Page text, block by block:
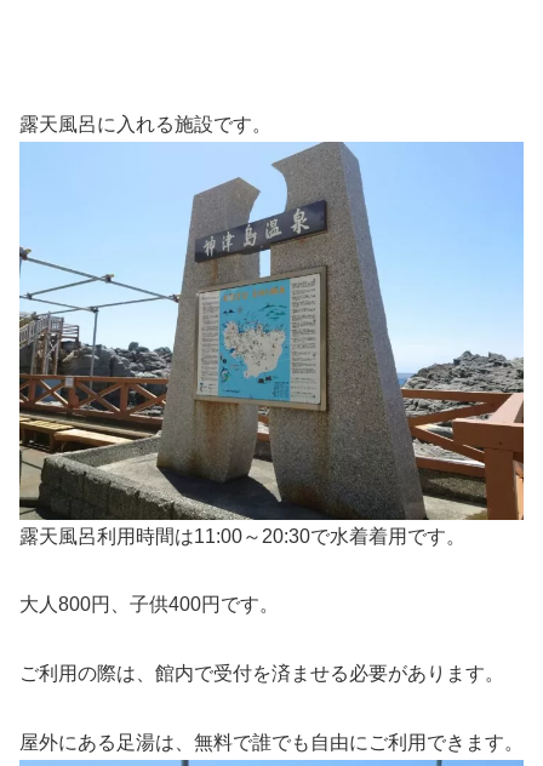
露天風呂に入れる施設です。
露天風呂利用時間は11:00～20:30で水着着用です。
大人800円、子供400円です。
ご利用の際は、館内で受付を済ませる必要があります。
屋外にある足湯は、無料で誰でも自由にご利用できます。